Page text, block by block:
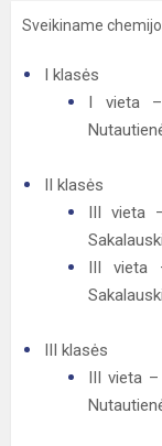
Sveikiname
​​I klasės
​I vieta –
II klasės
​III vieta
​III vieta
III klasės
​III vieta